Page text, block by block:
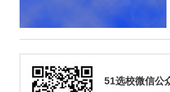
51选校微信公